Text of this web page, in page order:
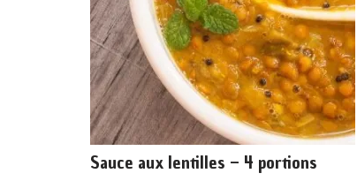
Sauce aux lentilles – 4 portions